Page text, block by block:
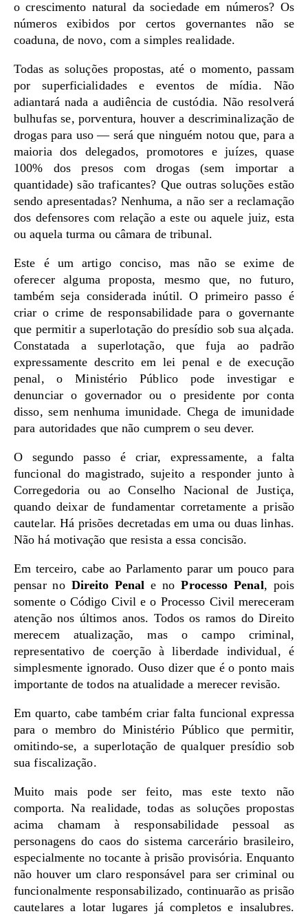
o crescimento natural da sociedade em números? Os
números exibidos por certos governantes não se
coaduna, de novo, com a simples realidade.
Todas as soluções propostas, até o momento, passam
por superficialidades e eventos de mídia. Não
adiantará nada a audiência de custódia. Não resolverá
bulhufas se, porventura, houver a descriminalização de
drogas para uso — será que ninguém notou que, para a
maioria dos delegados, promotores e juízes, quase
100% dos presos com drogas (sem importar a
quantidade) são traficantes? Que outras soluções estão
sendo apresentadas? Nenhuma, a não ser a reclamação
dos defensores com relação a este ou aquele juiz, esta
ou aquela turma ou câmara de tribunal.
Este é um artigo conciso, mas não se exime de
oferecer alguma proposta, mesmo que, no futuro,
também seja considerada inútil. O primeiro passo é
criar o crime de responsabilidade para o governante
que permitir a superlotação do presídio sob sua alçada.
Constatada a superlotação, que fuja ao padrão
expressamente descrito em lei penal e de execução
penal, o Ministério Público pode investigar e
denunciar o governador ou o presidente por conta
disso, sem nenhuma imunidade. Chega de imunidade
para autoridades que não cumprem o seu dever.
O segundo passo é criar, expressamente, a falta
funcional do magistrado, sujeito a responder junto à
Corregedoria ou ao Conselho Nacional de Justiça,
quando deixar de fundamentar corretamente a prisão
cautelar. Há prisões decretadas em uma ou duas linhas.
Não há motivação que resista a essa concisão.
Em terceiro, cabe ao Parlamento parar um pouco para
pensar no Direito Penal e noProcesso Penal, pois
somente o Código Civil e o Processo Civil mereceram
atenção nos últimos anos. Todos os ramos do Direito
merecem atualização, mas o campo criminal,
representativo de coerção à liberdade individual, é
simplesmente ignorado. Ouso dizer que é o ponto mais
importante de todos na atualidade a merecer revisão.
Em quarto, cabe também criar falta funcional expressa
para o membro do Ministério Público que permitir,
omitindo-se, a superlotação de qualquer presídio sob
sua fiscalização.
Muito mais pode ser feito, mas este texto não
comporta. Na realidade, todas as soluções propostas
acima chamam à responsabilidade pessoal as
personagens do caos do sistema carcerário brasileiro,
especialmente no tocante à prisão provisória. Enquanto
não houver um claro responsável para ser criminal ou
funcionalmente responsabilizado, continuarão as prisão
cautelares a lotar lugares já completos e insalubres.